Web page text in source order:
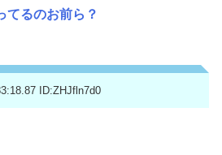
てるのお前ら？
ID:ZHJfln7d0